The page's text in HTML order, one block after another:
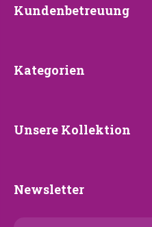
Kundenbetreuung
Kundenbetreuung
Kategorien
Kategorien
Unsere
Unsere Kollektion
Newsletter
Newsletter